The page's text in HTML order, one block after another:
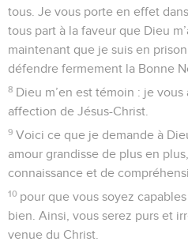
tous. Je vous porte en effet
tous part à la faveur que Dieu
maintenant que je suis en
défendre fermement la Bonne
8 Dieu m’en est témoin : je
affection de Jésus-Christ.
9 Voici ce que je demande à
amour grandisse de plus en
connaissance et de
10 pour que vous soyez
bien. Ainsi, vous serez purs et
venue du Christ.